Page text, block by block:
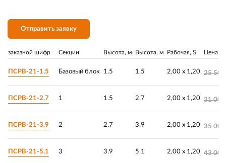
Отправить заявку
заказной шифр Секции Высота, м Высота, м Рабочая, S Цена
ПСРВ-21-1,5 Базовый блок 1.5 1.5 2,00 х 1,20 25
ПСРВ-21-2,7 1 1.5 2.7 2,00 х 1,20 31
ПСРВ-21-3,9 2 2.7 3.9 2,00 х 1,20 35
ПСРВ-21-5,1 3 3.9 5.1 2,00 х 1,20 43